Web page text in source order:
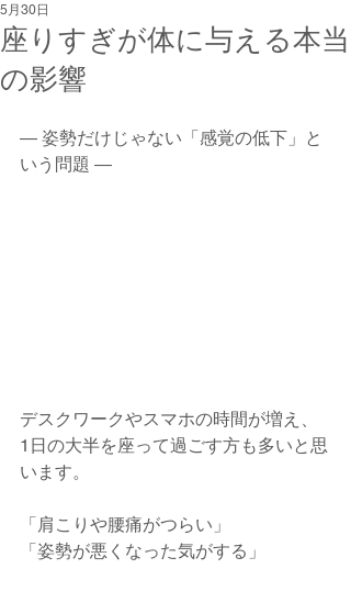
座りすぎが体に与える本当
の影響
5月30日
― 姿勢だけじゃない「感覚の低下」と
いう問題 ―
デスクワークやスマホの時間が増え、
1日の大半を座って過ごす方も多いと思
います。
「肩こりや腰痛がつらい」
「姿勢が悪くなった気がする」